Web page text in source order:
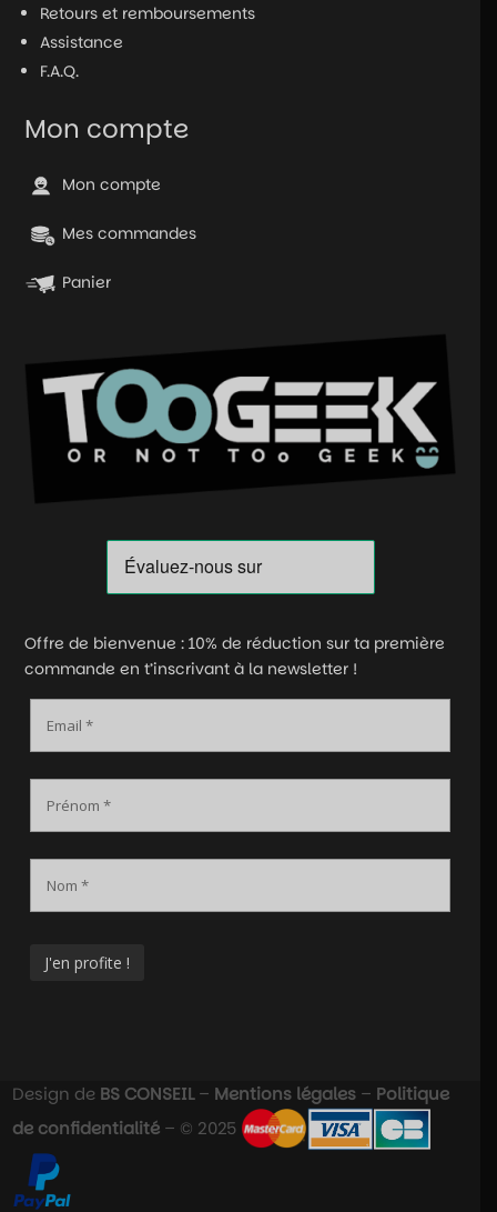
Retours et remboursements
Assistance
F.A.Q.
Mon compte
Mon compte
Mes commandes
Panier
Offre de bienvenue : 10% de réduction sur ta première
commande en t’inscrivant à la newsletter !
Design de BS CONSEIL– Mentions légales– Politique
de confidentialité– © 2025